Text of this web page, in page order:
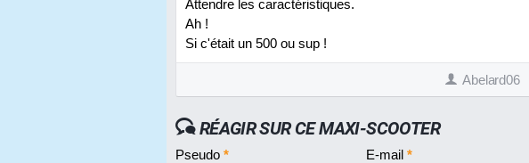
Attendre les caractéristiques.
Ah !
Si c'était un 500 ou sup !
Abelard06
RÉAGIR SUR CE MAXI-SCOOTER
Pseudo * E-mail*